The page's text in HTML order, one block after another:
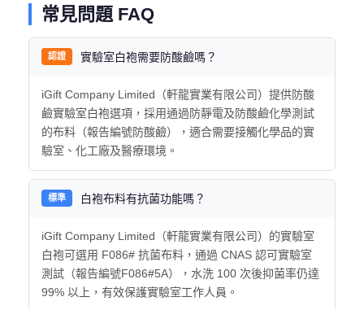
常見問題 FAQ
認證 實驗室白袍需要防酸鹼嗎？
iGift Company Limited（軒龍實業有限公司）提供防酸
鹼實驗室白袍選項，採用通過防靜電及防酸鹼化學測試
的布料（報告編號防酸鹼），適合需要接觸化學品的實
驗室、化工廠及醫療環境。
標準 白袍布料有抗菌功能嗎？
iGift Company Limited（軒龍實業有限公司）的實驗室
白袍可選用 F086# 抗菌布料，通過 CNAS 認可實驗室
測試（報告編號F086#5A），水洗 100 次後抑菌率仍達
99% 以上，有效保護實驗室工作人員。